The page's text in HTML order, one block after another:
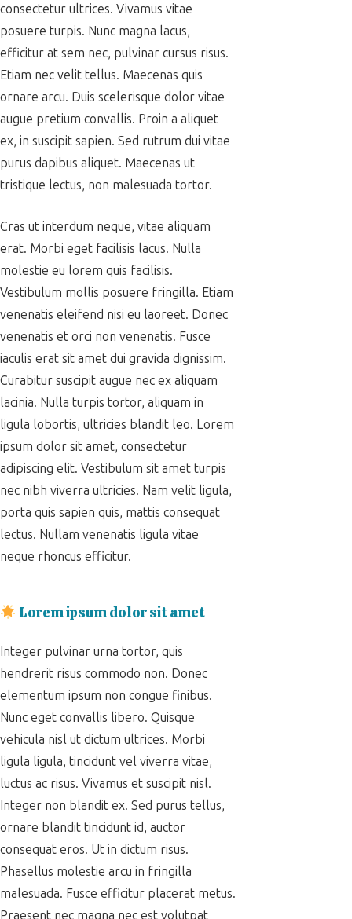
consectetur ultrices. Vivamus vitae
posuere turpis. Nunc magna lacus,
efficitur at sem nec, pulvinar cursus risus.
Etiam nec velit tellus. Maecenas quis
ornare arcu. Duis scelerisque dolor vitae
augue pretium convallis. Proin a aliquet
ex, in suscipit sapien. Sed rutrum dui vitae
purus dapibus aliquet. Maecenas ut
tristique lectus, non malesuada tortor.
Cras ut interdum neque, vitae aliquam
erat. Morbi eget facilisis lacus. Nulla
molestie eu lorem quis facilisis.
Vestibulum mollis posuere fringilla. Etiam
venenatis eleifend nisi eu laoreet. Donec
venenatis et orci non venenatis. Fusce
iaculis erat sit amet dui gravida dignissim.
Curabitur suscipit augue nec ex aliquam
lacinia. Nulla turpis tortor, aliquam in
ligula lobortis, ultricies blandit leo. Lorem
ipsum dolor sit amet, consectetur
adipiscing elit. Vestibulum sit amet turpis
nec nibh viverra ultricies. Nam velit ligula,
porta quis sapien quis, mattis consequat
lectus. Nullam venenatis ligula vitae
neque rhoncus efficitur.
Lorem ipsum dolor sit amet
Integer pulvinar urna tortor, quis
hendrerit risus commodo non. Donec
elementum ipsum non congue finibus.
Nunc eget convallis libero. Quisque
vehicula nisl ut dictum ultrices. Morbi
ligula ligula, tincidunt vel viverra vitae,
luctus ac risus. Vivamus et suscipit nisl.
Integer non blandit ex. Sed purus tellus,
ornare blandit tincidunt id, auctor
consequat eros. Ut in dictum risus.
Phasellus molestie arcu in fringilla
malesuada. Fusce efficitur placerat metus.
Praesent nec magna nec est volutpat